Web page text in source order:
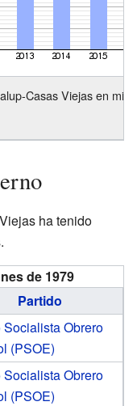
Casas Viejas en
ha tenido
de 1979
Partido
Socialista Obrero
(PSOE)
Socialista Obrero
(PSOE)